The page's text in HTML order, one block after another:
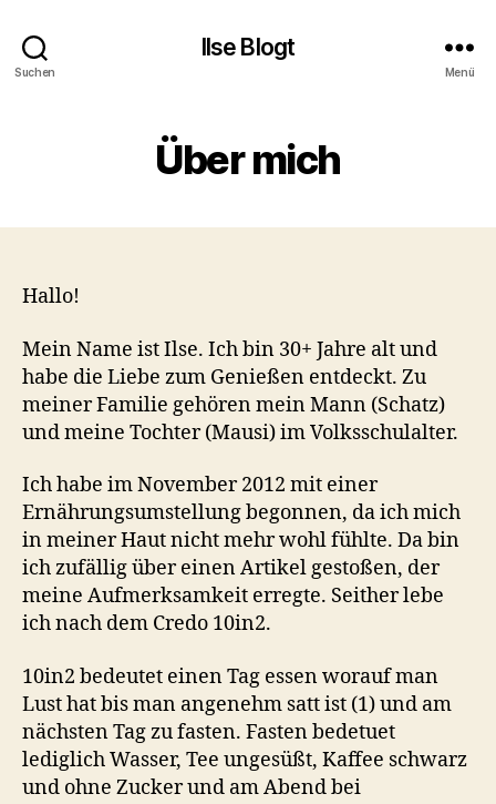
Suchen
Ilse Blogt
Menü
Über mich
Hallo!
Mein Name ist Ilse. Ich bin 30+ Jahre alt und
habe die Liebe zum Genießen entdeckt. Zu
meiner Familie gehören mein Mann (Schatz)
und meine Tochter (Mausi) im Volksschulalter.
Ich habe im November 2012 mit einer
Ernährungsumstellung begonnen, da ich mich
in meiner Haut nicht mehr wohl fühlte. Da bin
ich zufällig über einen Artikel gestoßen, der
meine Aufmerksamkeit erregte. Seither lebe
ich nach dem Credo 10in2.
10in2 bedeutet einen Tag essen worauf man
Lust hat bis man angenehm satt ist (1) und am
nächsten Tag zu fasten. Fasten bedetuet
lediglich Wasser, Tee ungesüßt, Kaffee schwarz
und ohne Zucker und am Abend bei